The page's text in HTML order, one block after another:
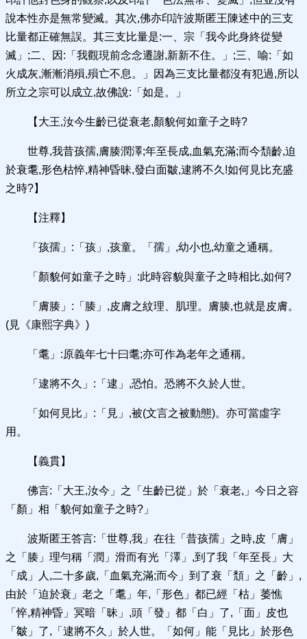
說本性亦是無常變滅。其次,佛亦印許波斯匿王陳述中的三支
比量都正確無誤。其三支比量是:一、宗「我今此身終從變
滅」;二、因:「我觀現前念念遷謝,新新不住。」;三、喻:「如
火成灰,漸漸消殞,殞亡不息。」因為三支比量都沒有犯過,所以
所立之宗可以成立,故佛說:「如是。」
【大王,汝今生齡已從衰老,顏貌何如童子之時?
世尊,我昔孩孺,膚腠潤澤;年至長成,血氣充滿;而今頹齡,迫
於衰耄,形色枯悴,精神昏昧,發白面皺,逮將不久!如何見比充盛
之時?】
【注釋】
「孩孺」:「孩」,孩童。「孺」,幼小也,幼童之通稱。
「顏貌何如童子之時」:此時容貌與童子之時相比,如何?
「膚腠」:「腠」,皮膚之紋理、肌理。膚腠,也就是皮膚。
(見《康熙字典》)
「耄」:原義年七十曰耄;亦可作為老年之通稱。
「逮將不久」:「逮」,恐怕。恐將不久於人世。
「如何見比」:「見」,被(文言之被動態)。亦可當虛字
用。
【義貫】
佛言:「大王,汝今」之「生齡已從」於「衰老,」今日之容
「顏」相「貌何如童子之時?」
波斯匿王答言:「世尊,我」在往「昔孩孺」之時,皮「膚」
之「腠」理勻稱「潤」滑而有光「澤」,到了我「年至長」大
「成」人,二十多歲,「血氣充滿;而今」到了衰「頹」之「齡」,
由於「迫於衰」老之「耄」年,「形色」都已經「枯」萎憔
「悴,精神昏」冥暗「昧」,頭「發」都「白」了,「面」皮也
「皺」了,「逮將不久」於人世。「如何」能「見比」於形色